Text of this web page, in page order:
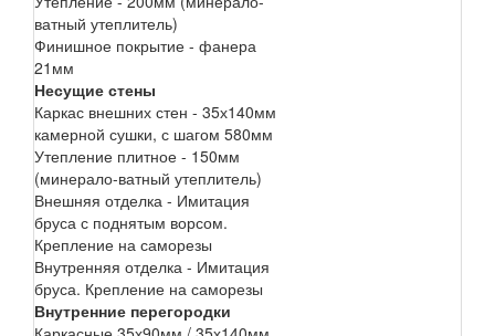
ватный утеплитель)
Финишное покрытие - фанера
21мм
Несущие стены
Каркас внешних стен - 35х140мм
камерной сушки, с шагом 580мм
Утепление плитное - 150мм
(минерало-ватный утеплитель)
Внешняя отделка - Имитация
бруса с поднятым ворсом.
Крепление на саморезы
Внутренняя отделка - Имитация
бруса. Крепление на саморезы
Внутренние перегородки